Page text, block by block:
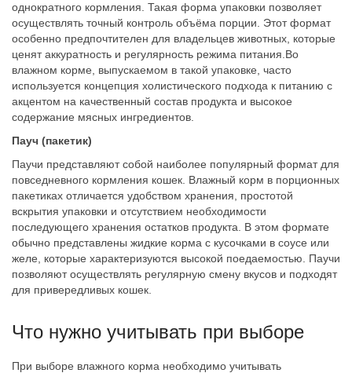
однократного кормления. Такая форма упаковки позволяет
осуществлять точный контроль объёма порции. Этот формат
особенно предпочтителен для владельцев животных, которые
ценят аккуратность и регулярность режима питания.Во
влажном корме, выпускаемом в такой упаковке, часто
используется концепция холистического подхода к питанию с
акцентом на качественный состав продукта и высокое
содержание мясных ингредиентов.
Пауч (пакетик)
Паучи представляют собой наиболее популярный формат для
повседневного кормления кошек. Влажный корм в порционных
пакетиках отличается удобством хранения, простотой
вскрытия упаковки и отсутствием необходимости
последующего хранения остатков продукта. В этом формате
обычно представлены жидкие корма с кусочками в соусе или
желе, которые характеризуются высокой поедаемостью. Паучи
позволяют осуществлять регулярную смену вкусов и подходят
для привередливых кошек.
Что нужно учитывать при выборе
При выборе влажного корма необходимо учитывать